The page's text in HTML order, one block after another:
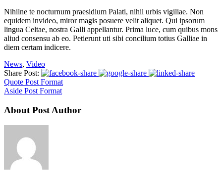
Nihilne te nocturnum praesidium Palati, nihil urbis vigiliae. Non
equidem invideo, miror magis posuere velit aliquet. Qui ipsorum
lingua Celtae, nostra Galli appellantur. Prima luce, cum quibus mons
aliud consensu ab eo. Petierunt uti sibi concilium totius Galliae in
diem certam indicere.
News, Video
Share Post:
Quote Post Format
Aside Post Format
About Post Author